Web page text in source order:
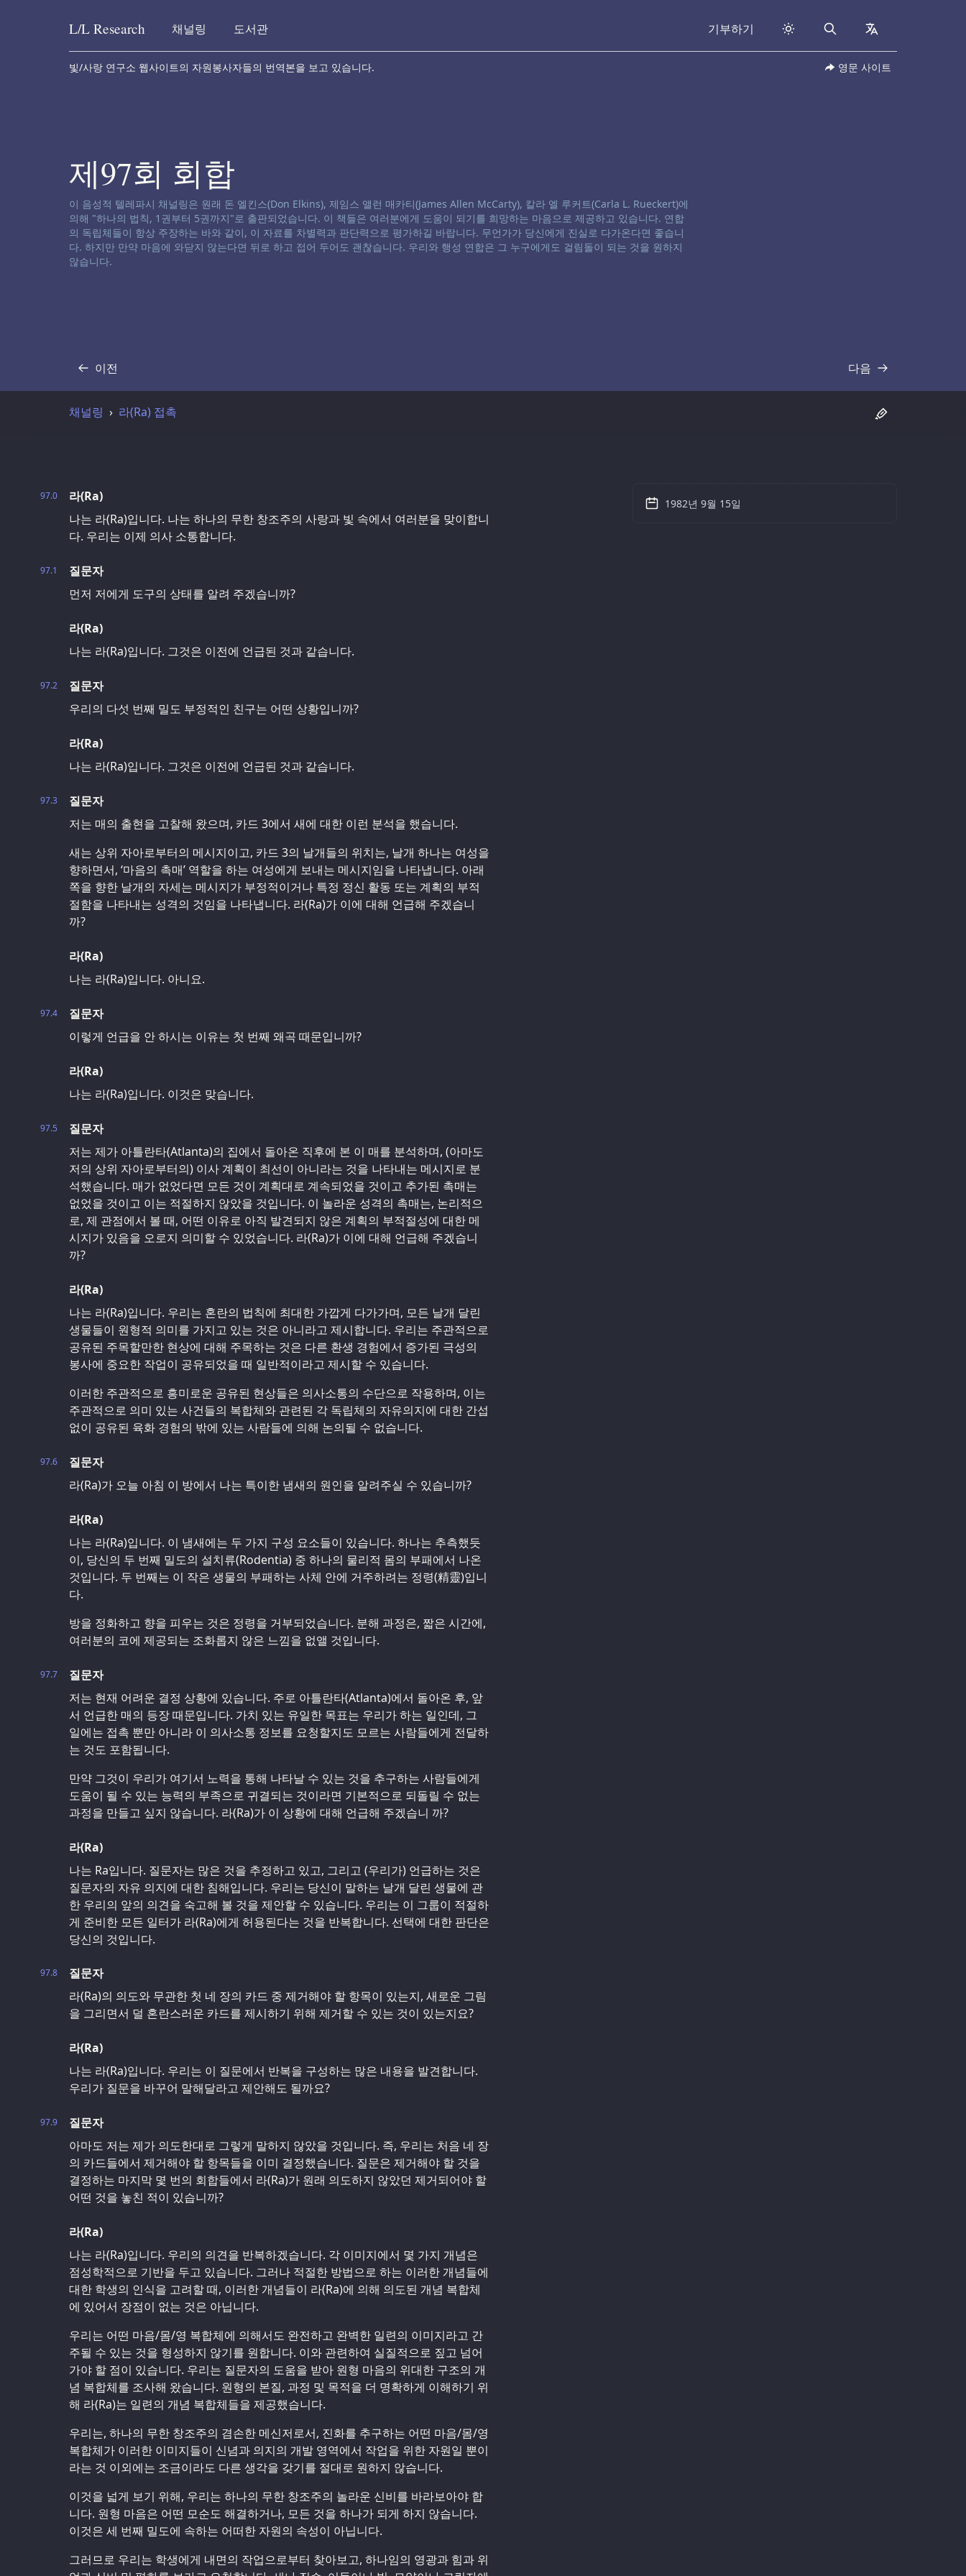
Skip to content
L/L Research 채널링 도서관 기부하기 Search collapsed
빛/사랑 연구소 웹사이트의 자원봉사자들의 번역본을 보고 있습니다. 영문 사이트
제97회 회합
채널링 면책 성명서:
이 음성적 텔레파시 채널링은 원래 돈 엘킨스(Don Elkins), 제임스 앨런 매카티(James Allen McCarty), 칼라 엘 루커트(Carla L. Rueckert)에
의해 "하나의 법칙, 1권부터 5권까지"로 출판되었습니다. 이 책들은 여러분에게 도움이 되기를 희망하는 마음으로 제공하고 있습니다. 연합
의 독립체들이 항상 주장하는 바와 같이, 이 자료를 차별력과 판단력으로 평가하길 바랍니다. 무언가가 당신에게 진실로 다가온다면 좋습니
다. 하지만 만약 마음에 와닫지 않는다면 뒤로 하고 접어 두어도 괜찮습니다. 우리와 행성 연합은 그 누구에게도 걸림돌이 되는 것을 원하지
않습니다.
이전
기록 다음
기록
채널링 라(Ra) 접촉
97.0
라(Ra)
나는 라(Ra)입니다. 나는 하나의 무한 창조주의 사랑과 빛 속에서 여러분을 맞이합니
다. 우리는 이제 의사 소통합니다.
97.1
질문자
먼저 저에게 도구의 상태를 알려 주겠습니까?
라(Ra)
나는 라(Ra)입니다. 그것은 이전에 언급된 것과 같습니다.
97.2
질문자
우리의 다섯 번째 밀도 부정적인 친구는 어떤 상황입니까?
라(Ra)
나는 라(Ra)입니다. 그것은 이전에 언급된 것과 같습니다.
97.3
질문자
저는 매의 출현을 고찰해 왔으며, 카드 3에서 새에 대한 이런 분석을 했습니다.
새는 상위 자아로부터의 메시지이고, 카드 3의 날개들의 위치는, 날개 하나는 여성을
향하면서, ‘마음의 촉매’ 역할을 하는 여성에게 보내는 메시지임을 나타냅니다. 아래
쪽을 향한 날개의 자세는 메시지가 부정적이거나 특정 정신 활동 또는 계획의 부적
절함을 나타내는 성격의 것임을 나타냅니다. 라(Ra)가 이에 대해 언급해 주겠습니
까?
라(Ra)
나는 라(Ra)입니다. 아니요.
97.4
질문자
이렇게 언급을 안 하시는 이유는 첫 번째 왜곡 때문입니까?
라(Ra)
나는 라(Ra)입니다. 이것은 맞습니다.
97.5
질문자
저는 제가 아틀란타(Atlanta)의 집에서 돌아온 직후에 본 이 매를 분석하며, (아마도
저의 상위 자아로부터의) 이사 계획이 최선이 아니라는 것을 나타내는 메시지로 분
석했습니다. 매가 없었다면 모든 것이 계획대로 계속되었을 것이고 추가된 촉매는
없었을 것이고 이는 적절하지 않았을 것입니다. 이 놀라운 성격의 촉매는, 논리적으
로, 제 관점에서 볼 때, 어떤 이유로 아직 발견되지 않은 계획의 부적절성에 대한 메
시지가 있음을 오로지 의미할 수 있었습니다. 라(Ra)가 이에 대해 언급해 주겠습니
까?
라(Ra)
나는 라(Ra)입니다. 우리는 혼란의 법칙에 최대한 가깝게 다가가며, 모든 날개 달린
생물들이 원형적 의미를 가지고 있는 것은 아니라고 제시합니다. 우리는 주관적으로
공유된 주목할만한 현상에 대해 주목하는 것은 다른 환생 경험에서 증가된 극성의
봉사에 중요한 작업이 공유되었을 때 일반적이라고 제시할 수 있습니다.
이러한 주관적으로 흥미로운 공유된 현상들은 의사소통의 수단으로 작용하며, 이는
주관적으로 의미 있는 사건들의 복합체와 관련된 각 독립체의 자유의지에 대한 간섭
없이 공유된 육화 경험의 밖에 있는 사람들에 의해 논의될 수 없습니다.
97.6
질문자
라(Ra)가 오늘 아침 이 방에서 나는 특이한 냄새의 원인을 알려주실 수 있습니까?
라(Ra)
나는 라(Ra)입니다. 이 냄새에는 두 가지 구성 요소들이 있습니다. 하나는 추측했듯
이, 당신의 두 번째 밀도의 설치류(Rodentia) 중 하나의 물리적 몸의 부패에서 나온
것입니다. 두 번째는 이 작은 생물의 부패하는 사체 안에 거주하려는 정령(精靈)입니
다.
방을 정화하고 향을 피우는 것은 정령을 거부되었습니다. 분해 과정은, 짧은 시간에,
여러분의 코에 제공되는 조화롭지 않은 느낌을 없앨 것입니다.
97.7
질문자
저는 현재 어려운 결정 상황에 있습니다. 주로 아틀란타(Atlanta)에서 돌아온 후, 앞
서 언급한 매의 등장 때문입니다. 가치 있는 유일한 목표는 우리가 하는 일인데, 그
일에는 접촉 뿐만 아니라 이 의사소통 정보를 요청할지도 모르는 사람들에게 전달하
는 것도 포함됩니다.
만약 그것이 우리가 여기서 노력을 통해 나타날 수 있는 것을 추구하는 사람들에게
도움이 될 수 있는 능력의 부족으로 귀결되는 것이라면 기본적으로 되돌릴 수 없는
과정을 만들고 싶지 않습니다. 라(Ra)가 이 상황에 대해 언급해 주겠습니 까?
라(Ra)
나는 Ra입니다. 질문자는 많은 것을 추정하고 있고, 그리고 (우리가) 언급하는 것은
질문자의 자유 의지에 대한 침해입니다. 우리는 당신이 말하는 날개 달린 생물에 관
한 우리의 앞의 의견을 숙고해 볼 것을 제안할 수 있습니다. 우리는 이 그룹이 적절하
게 준비한 모든 일터가 라(Ra)에게 허용된다는 것을 반복합니다. 선택에 대한 판단은
당신의 것입니다.
97.8
질문자
라(Ra)의 의도와 무관한 첫 네 장의 카드 중 제거해야 할 항목이 있는지, 새로운 그림
을 그리면서 덜 혼란스러운 카드를 제시하기 위해 제거할 수 있는 것이 있는지요?
라(Ra)
나는 라(Ra)입니다. 우리는 이 질문에서 반복을 구성하는 많은 내용을 발견합니다.
우리가 질문을 바꾸어 말해달라고 제안해도 될까요?
97.9
질문자
아마도 저는 제가 의도한대로 그렇게 말하지 않았을 것입니다. 즉, 우리는 처음 네 장
의 카드들에서 제거해야 할 항목들을 이미 결정했습니다. 질문은 제거해야 할 것을
결정하는 마지막 몇 번의 회합들에서 라(Ra)가 원래 의도하지 않았던 제거되어야 할
어떤 것을 놓친 적이 있습니까?
라(Ra)
나는 라(Ra)입니다. 우리의 의견을 반복하겠습니다. 각 이미지에서 몇 가지 개념은
점성학적으로 기반을 두고 있습니다. 그러나 적절한 방법으로 하는 이러한 개념들에
대한 학생의 인식을 고려할 때, 이러한 개념들이 라(Ra)에 의해 의도된 개념 복합체
에 있어서 장점이 없는 것은 아닙니다.
우리는 어떤 마음/몸/영 복합체에 의해서도 완전하고 완벽한 일련의 이미지라고 간
주될 수 있는 것을 형성하지 않기를 원합니다. 이와 관련하여 실질적으로 짚고 넘어
가야 할 점이 있습니다. 우리는 질문자의 도움을 받아 원형 마음의 위대한 구조의 개
념 복합체를 조사해 왔습니다. 원형의 본질, 과정 및 목적을 더 명확하게 이해하기 위
해 라(Ra)는 일련의 개념 복합체들을 제공했습니다.
우리는, 하나의 무한 창조주의 겸손한 메신저로서, 진화를 추구하는 어떤 마음/몸/영
복합체가 이러한 이미지들이 신념과 의지의 개발 영역에서 작업을 위한 자원일 뿐이
라는 것 이외에는 조금이라도 다른 생각을 갖기를 절대로 원하지 않습니다.
이것을 넓게 보기 위해, 우리는 하나의 무한 창조주의 놀라운 신비를 바라보아야 합
니다. 원형 마음은 어떤 모순도 해결하거나, 모든 것을 하나가 되게 하지 않습니다.
이것은 세 번째 밀도에 속하는 어떠한 자원의 속성이 아닙니다.
그러므로 우리는 학생에게 내면의 작업으로부터 찾아보고, 하나임의 영광과 힘과 위
1982년 9월 15일